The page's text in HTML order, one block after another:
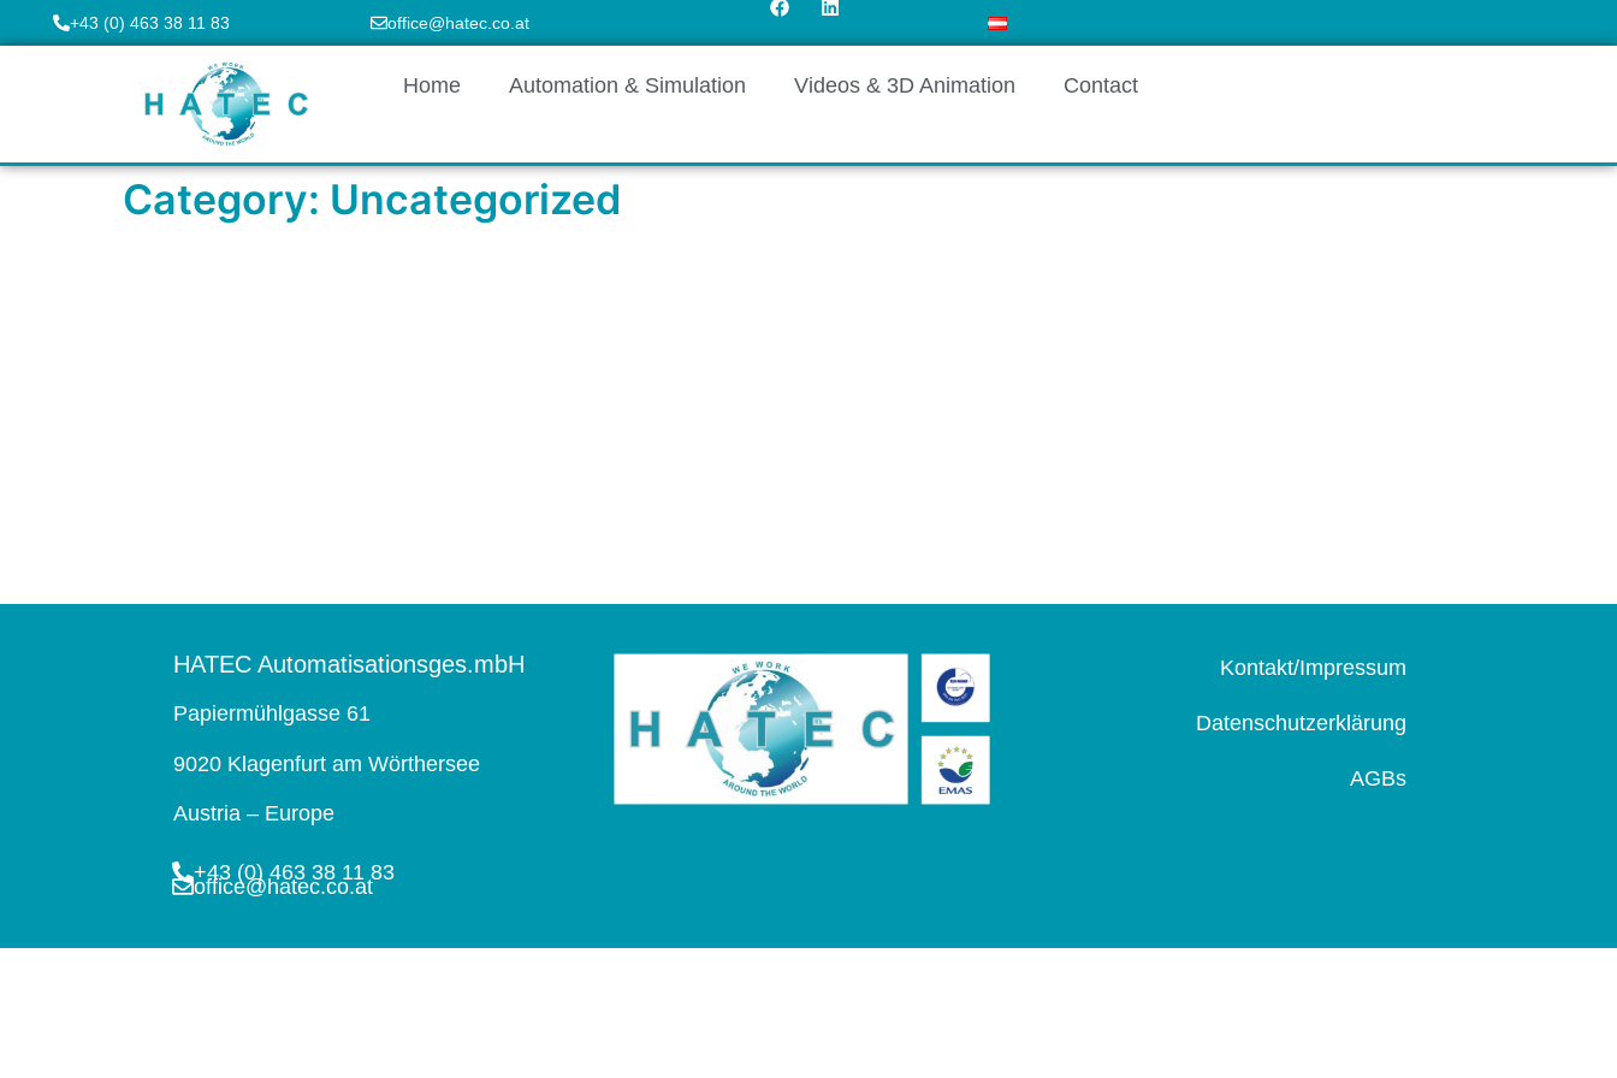
+43 (0) 463 38 11 83 office@hatec.co.at
Home Automation & Simulation Videos & 3D Animation Contact
Category: Uncategorized
HATEC Automatisationsges.mbH
Papiermühlgasse 61
9020 Klagenfurt am Wörthersee
Austria – Europe
+43 (0) 463 38 11 83
office@hatec.co.at
Kontakt/Impressum
Datenschutzerklärung
AGBs